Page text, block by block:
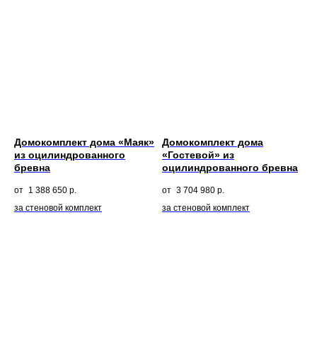
Домокомплект дома «Маяк»
из оцилиндрованного
бревна
1 388 650 р.
за стеновой комплект
Домокомплект дома
«Гостевой» из
оцилиндрованного бревна
3 704 980 р.
за стеновой комплект